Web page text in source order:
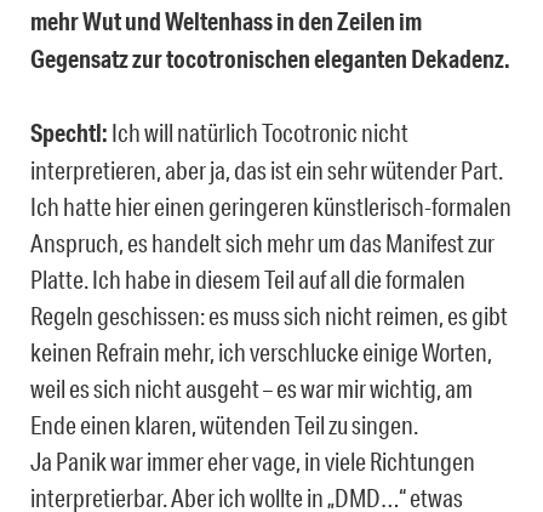
mehr Wut und Weltenhass in den Zeilen im
Gegensatz zur tocotronischen eleganten Dekadenz.
Spechtl: Ich will natürlich Tocotronic nicht
interpretieren, aber ja, das ist ein sehr wütender Part.
Ich hatte hier einen geringeren künstlerisch-formalen
Anspruch, es handelt sich mehr um das Manifest zur
Platte. Ich habe in diesem Teil auf all die formalen
Regeln geschissen: es muss sich nicht reimen, es gibt
keinen Refrain mehr, ich verschlucke einige Worten,
weil es sich nicht ausgeht – es war mir wichtig, am
Ende einen klaren, wütenden Teil zu singen.
Ja Panik war immer eher vage, in viele Richtungen
interpretierbar. Aber ich wollte in „DMD…“ etwas